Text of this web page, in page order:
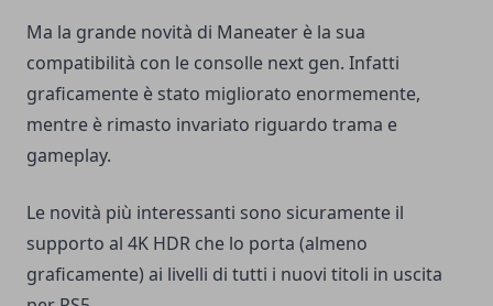
Ma la grande novità di Maneater è la sua
compatibilità con le consolle next gen. Infatti
graficamente è stato migliorato enormemente,
mentre è rimasto invariato riguardo trama e
gameplay.
Le novità più interessanti sono sicuramente il
supporto al 4K HDR che lo porta (almeno
graficamente) ai livelli di tutti i nuovi titoli in uscita